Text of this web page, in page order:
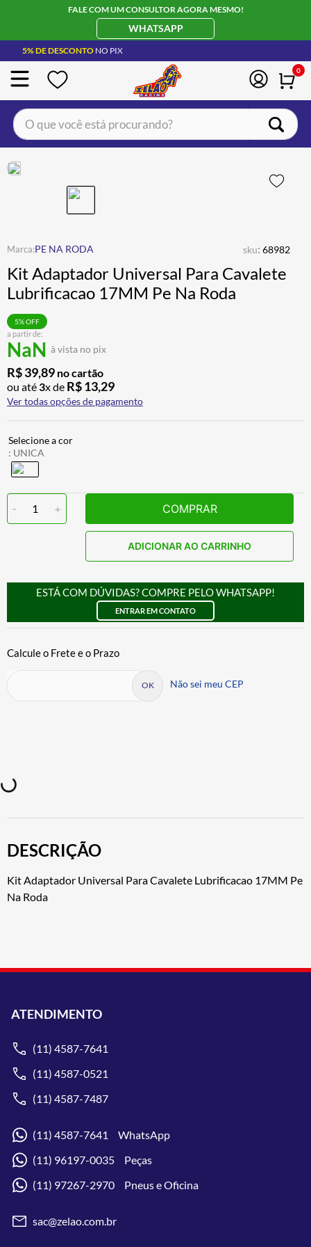
FALE COM UM CONSULTOR AGORA MESMO!
WHATSAPP
5% DE DESCONTO NO PIX
0
O que você está procurando?
PE NA RODA sku: 68982
Kit Adaptador Universal Para Cavalete
Lubrificacao 17MM Pe Na Roda
a partir de:
NaN à vista no pix
5% OFF
R$39,89 no cartão
ou até3x de R$13,29
Ver todas opções de pagamento
: UNICA
- 1 + COMPRAR
ADICIONAR AO CARRINHO
ESTÁ COM DÚVIDAS? COMPRE PELO WHATSAPP!
ENTRAR EM CONTATO
Não sei meu CEP
DESCRIÇÃO
Kit Adaptador Universal Para Cavalete Lubrificacao 17MM Pe
Na Roda
ATENDIMENTO
(11) 4587-7641
(11) 4587-0521
(11) 4587-7487
(11) 4587-7641 WhatsApp
(11) 96197-0035 Peças
(11) 97267-2970 Pneus e Oficina
sac@zelao.com.br
BOTA
4º ÓCULOS SOLAR
º LUVA
6º ALPINESTAR
7º
8 º CALÇA
9º AIROH
10º BOTAS